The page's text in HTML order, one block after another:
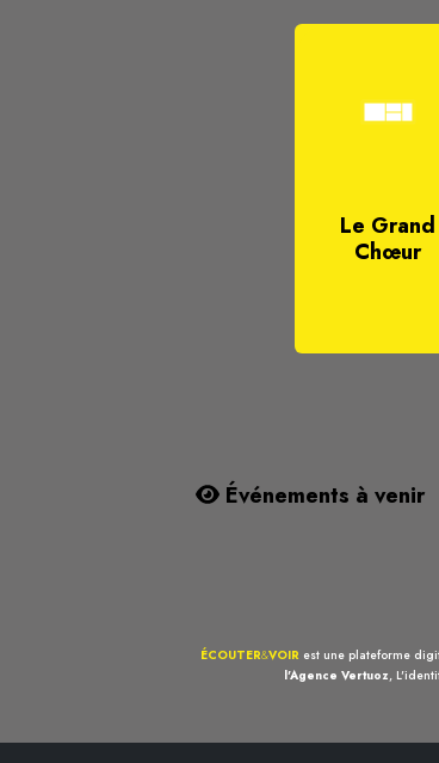
Le Grand
Chœur
Événements à venir
ÉCOUTER&VOIR est une plateforme
l'Agence Vertuoz,